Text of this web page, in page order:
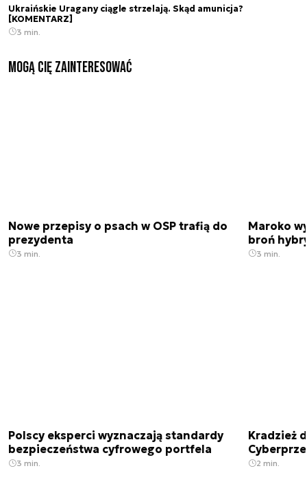
Ukraińskie Uragany ciągle strzelają. Skąd amunicja?
[KOMENTARZ]
3 min.
Mogą Cię zainteresować
Nowe przepisy o psach w OSP trafią do
prezydenta
3 min.
Maroko
broń
3 min.
Polscy eksperci wyznaczają standardy
bezpieczeństwa cyfrowego portfela
3 min.
Kradzież
2 min.